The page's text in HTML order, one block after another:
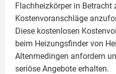
Flachheizkörperin Betracht
Kostenvoranschläge
Diese kostenlosen
beim Heizungsfinder von
Altenmedingen anfordern
seriöse Angebote erhalten.